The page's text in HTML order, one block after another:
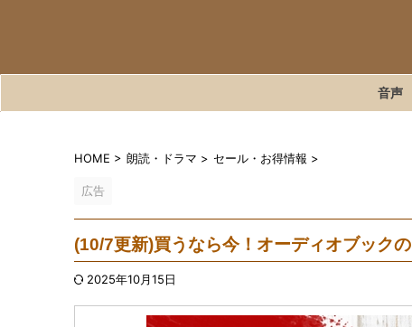
音声
HOME > 朗読・ドラマ > セール・お得情報 >
広告
(10/7更新)買うなら今！オーディオブック
2025年10月15日